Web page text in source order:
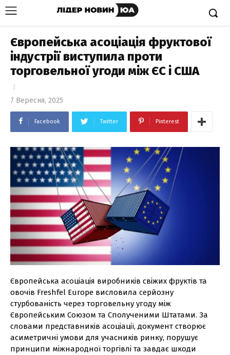
Європейська асоціація фруктової
індустрії виступила проти
торговельної угоди між ЄС і США
7 Вересня, 2025
Facebook Twitter Pinterest
Європейська асоціація виробників свіжих фруктів та
овочів Freshfel Europe висловила серйозну
стурбованість через торговельну угоду між
Європейським Союзом та Сполученими Штатами. За
словами представників асоціації, документ створює
асиметричні умови для учасників ринку, порушує
принципи міжнародної торгівлі та завдає шкоди